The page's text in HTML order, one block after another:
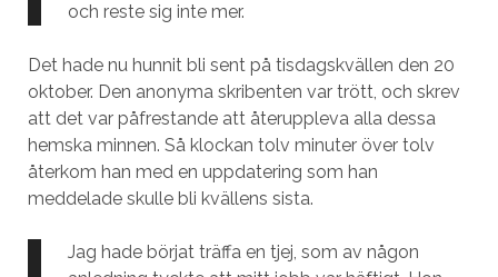
och reste sig inte mer.
Det hade nu hunnit bli sent på tisdagskvällen den 20
oktober. Den anonyma skribenten var trött, och skrev
att det var påfrestande att återuppleva alla dessa
hemska minnen. Så klockan tolv minuter över tolv
återkom han med en uppdatering som han
meddelade skulle bli kvällens sista.
Jag hade börjat träffa en tjej, som av någon